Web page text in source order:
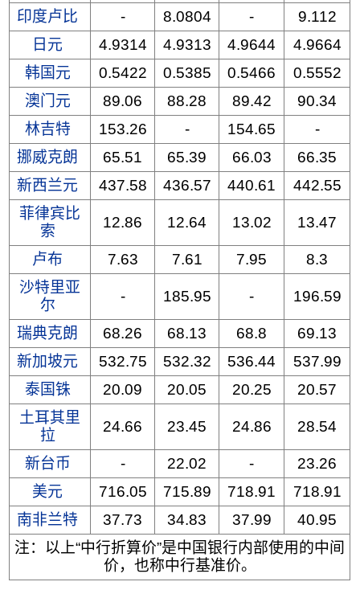
印度卢比
- 8.0804 -
9.112
日元
4.9314 4.9313 4.9644
4.9664
韩国元
0.5422 0.5385 0.5466
0.5552
澳门元
89.06 88.28 89.42
90.34
林吉特
153.26 - 154.65
-
挪威克朗
65.51 65.39 66.03
66.35
新西兰元
437.58 436.57 440.61
442.55
菲律宾比
索
12.86 12.64 13.02 13.47
卢布 7.63 7.61 7.95
8.3
沙特里亚
尔
- 185.95 - 196.59
瑞典克朗 68.26 68.13 68.8
69.13
新加坡元
532.75 532.32 536.44
537.99
泰国铢
20.09 20.05 20.25
20.57
土耳其里
拉
24.66 23.45 24.86 28.54
新台币 - 22.02 -
23.26
美元
716.05 715.89 718.91
718.91
南非兰特
37.73 34.83 37.99
40.95
注：以上“中行折算价”是中国银行内部使用的中间
价，也称中行基准价。